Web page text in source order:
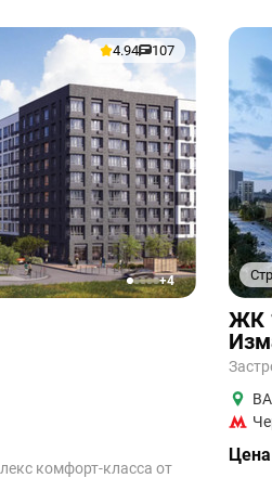
4.94 107
12345+4
комфорт-класса от
ЖК